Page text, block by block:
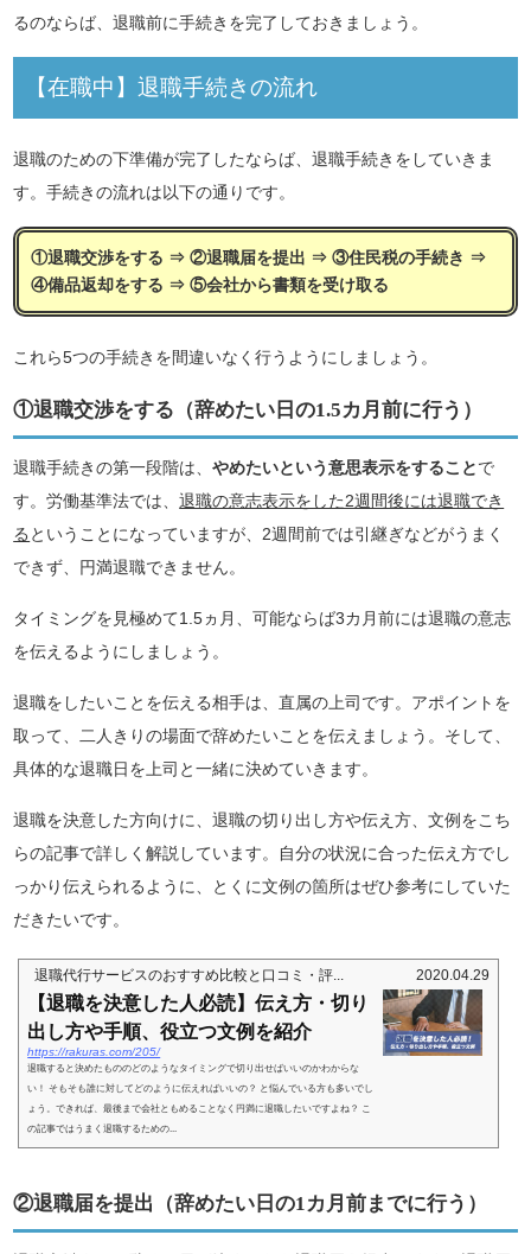
るのならば、退職前に手続きを完了しておきましょう。
【在職中】退職手続きの流れ
退職のための下準備が完了したならば、退職手続きをしていきま
す。手続きの流れは以下の通りです。
①退職交渉をする ⇒ ②退職届を提出 ⇒ ③住民税の手続き ⇒
④備品返却をする ⇒ ⑤会社から書類を受け取る
これら5つの手続きを間違いなく行うようにしましょう。
①退職交渉をする（辞めたい日の1.5カ月前に行う）
退職手続きの第一段階は、やめたいという意思表示をすることで
す。労働基準法では、退職の意志表示をした2週間後には退職でき
る ということになっていますが、2週間前では引継ぎなどがうまく
できず、円満退職できません。
タイミングを見極めて1.5ヵ月、可能ならば3カ月前には退職の意志
を伝えるようにしましょう。
退職をしたいことを伝える相手は、直属の上司です。アポイントを
取って、二人きりの場面で辞めたいことを伝えましょう。そして、
具体的な退職日を上司と一緒に決めていきます。
退職を決意した方向けに、退職の切り出し方や伝え方、文例をこち
らの記事で詳しく解説しています。自分の状況に合った伝え方でし
っかり伝えられるように、とくに文例の箇所はぜひ参考にしていた
だきたいです。
退職代行サービスのおすすめ比較と口コミ・評... 2020.04.29
【退職を決意した人必読】伝え方・切り
出し方や手順、役立つ文例を紹介
https://rakuras.com/205/
退職すると決めたもののどのようなタイミングで切り出せばいいのかわからな
い！ そもそも誰に対してどのように伝えればいいの？ と悩んでいる方も多いでし
ょう。できれば、最後まで会社ともめることなく円満に退職したいですよね？ こ
の記事ではうまく退職するための...
②退職届を提出（辞めたい日の1カ月前までに行う）